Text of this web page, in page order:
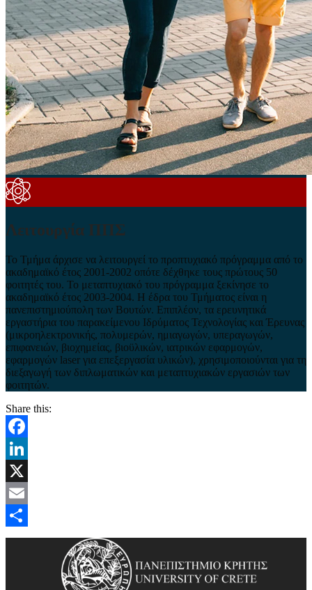
Λειτουργία ΠΠΣ
Το Τμήμα άρχισε να λειτουργεί το προπτυχιακό πρόγραμμα από το
ακαδημαϊκό έτος 2001-2002 οπότε δέχθηκε τους πρώτους 50
φοιτητές του. Το μεταπτυχιακό του πρόγραμμα ξεκίνησε το
ακαδημαϊκό έτος 2003-2004. Η έδρα του Τμήματος είναι η
πανεπιστημιούπολη των Βουτών. Επιπλέον, τα ερευνητικά
εργαστήρια του παρακείμενου Ιδρύματος Τεχνολογίας και Έρευνας
(μικροηλεκτρονικής, πολυμερών, ημιαγωγών, υπεραγωγών,
επιφανειών, βιοχημείας, βιοϋλικών, ιατρικών εφαρμογών,
εφαρμογών laser για επεξεργασία υλικών), χρησιμοποιούνται για τη
διεξαγωγή των διπλωματικών και μεταπτυχιακών εργασιών των
φοιτητών.
Share this:
Facebook
LinkedIn
X
Email
Μοιραστείτε